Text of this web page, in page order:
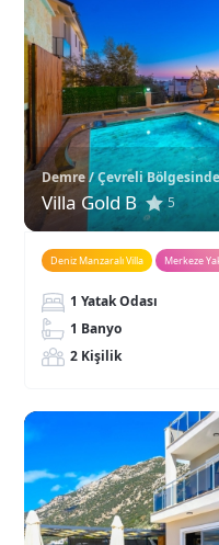
Demre / Çevreli Bölgesinde
Villa Gold B 5
Deniz Manzaralı Villa Merkeze
1 Yatak Odası
1 Banyo
2 Kişilik